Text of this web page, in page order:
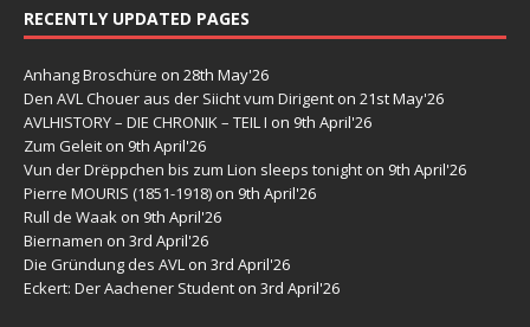
RECENTLY UPDATED PAGES
Anhang Broschüre on 28th May'26
Den AVL Chouer aus der Siicht vum Dirigent on 21st May'26
AVLHISTORY – DIE CHRONIK – TEIL I on 9th April'26
Zum Geleit on 9th April'26
Vun der Drëppchen bis zum Lion sleeps tonight on 9th April'26
Pierre MOURIS (1851-1918) on 9th April'26
Rull de Waak on 9th April'26
Biernamen on 3rd April'26
Die Gründung des AVL on 3rd April'26
Eckert: Der Aachener Student on 3rd April'26